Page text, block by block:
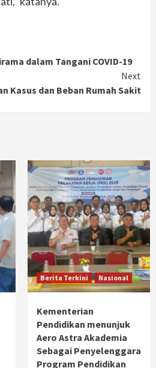
dalam Tangani COVID-19
Next
Kasus dan Beban Rumah Sakit
Berita Terkini Nasional
Kementerian
Pendidikan menunjuk
Aero Astra Akademia
Sebagai Penyelenggara
Program Pendidikan